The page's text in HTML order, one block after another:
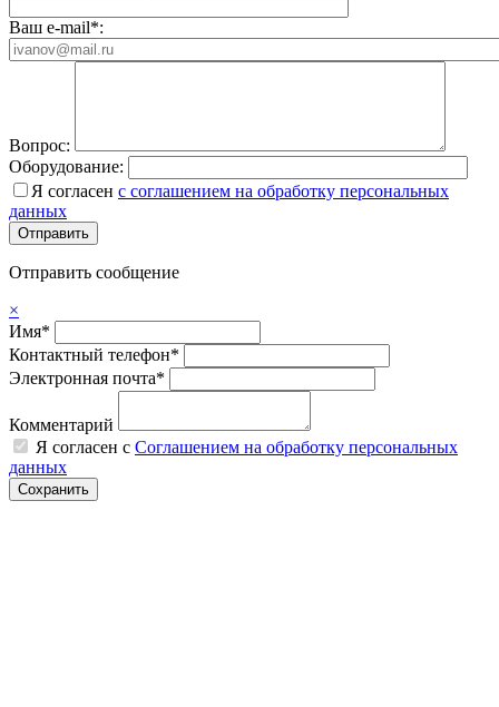
Ваш e-mail*:
Вопрос:
Оборудование:
Я согласен с соглашением на обработку персональных
данных
Отправить сообщение
×
Имя*
Контактный телефон*
Электронная почта*
Комментарий
Я согласен с Соглашением на обработку персональных
данных